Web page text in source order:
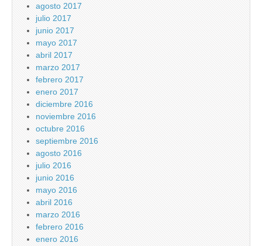
agosto 2017
julio 2017
junio 2017
mayo 2017
abril 2017
marzo 2017
febrero 2017
enero 2017
diciembre 2016
noviembre 2016
octubre 2016
septiembre 2016
agosto 2016
julio 2016
junio 2016
mayo 2016
abril 2016
marzo 2016
febrero 2016
enero 2016